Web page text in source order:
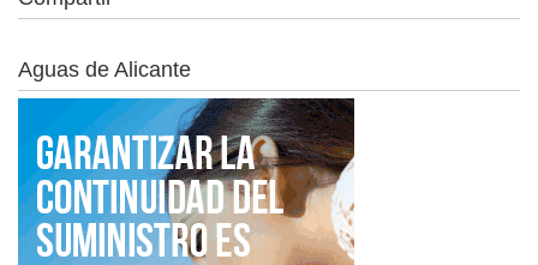
Aguas de Alicante